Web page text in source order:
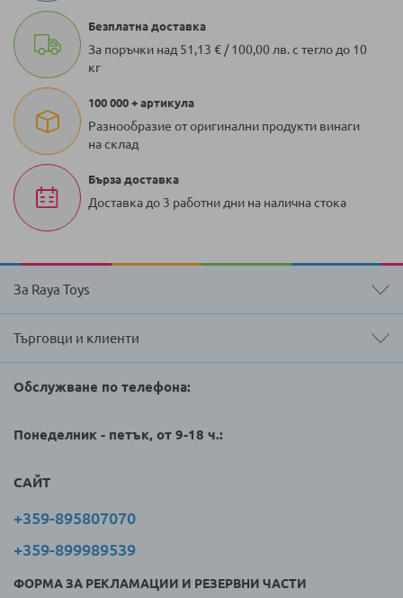
Безплатна доставка
За поръчки над 51,13 € / 100,00 лв. с тегло до 10
кг
100 000 + артикула
Разнообразие от оригинални продукти винаги
на склад
Бърза доставка
Доставка до 3 работни дни на налична стока
За Raya Toys
Търговци и клиенти
Обслужване по телефона:
Понеделник - петък, от 9-18 ч.:
САЙТ
+359-895807070
+359-899989539
ФОРМА ЗА РЕКЛАМАЦИИ И РЕЗЕРВНИ ЧАСТИ